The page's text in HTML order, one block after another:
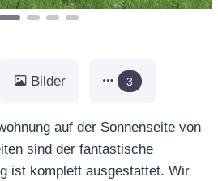
Bilder 3
auf der Sonnenseite von
sind der fantastische
ist komplett ausgestattet. Wir